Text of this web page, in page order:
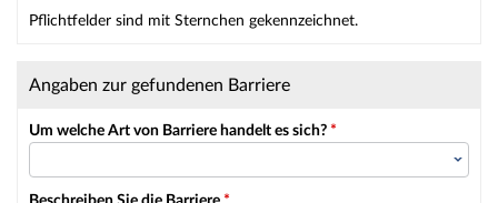
Pflichtfelder sind mit Sternchen gekennzeichnet.
Angaben zur gefundenen Barriere
Um welche Art von Barriere handelt es sich? *